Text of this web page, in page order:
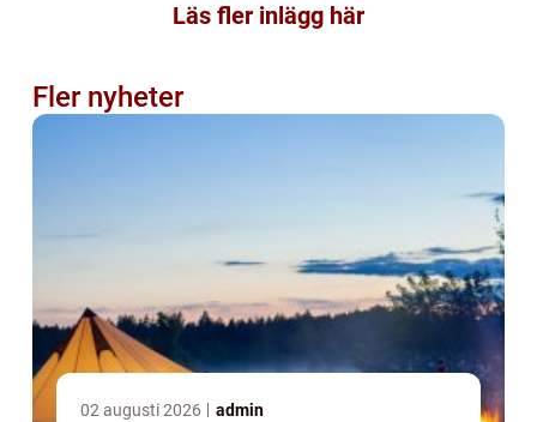
Läs fler inlägg här
Fler nyheter
02 augusti 2026 admin